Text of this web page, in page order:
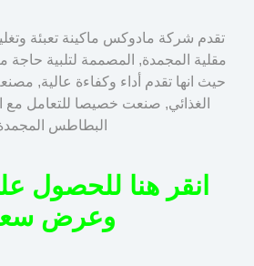
تقدم شركة مادوكس ماكينة تعبئة
مقلية المجمدة, المصممة لتلبية حاجة
حيث انها تقدم أداء وكفاءة عالية,
الغذائي, صنعت خصيصا للتعامل مع
البطاطس
انقر هنا للحصول
وعرض